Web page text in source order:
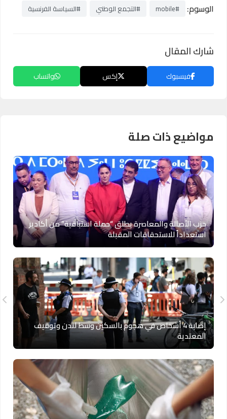
الوسوم: #mobile #التجمع الوطني #السياسة الفرنسية
شارك المقال
فيسبوك إكس واتساب
مواضيع ذات صلة
حزب الأصالة والمعاصرة يطلق “حملة استباقية” من أكادير
استعداداً للاستحقاقات المقبلة
إصابة 4 أشخاص في هجوم بالسكين وسط لندن وتوقيف
المعتدية